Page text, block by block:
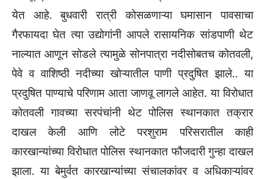
येत आहे. बुधवारी रात्री कोसळणाऱ्या घमासान पावसाचा
गैरफायदा घेत त्या उद्योगांनी आपले रासायनिक सांडपाणी थेट
नाल्यात आणून सोडले त्यामुळे सोनपात्रा नदीसोबतच कोतवली,
पेवे व वाशिष्ठी नदीच्या खोऱ्यातील पाणी प्रदुषित झाले.. या
प्रदुषित पाण्याचे परिणाम आता जाणवू लागले आहेत. या विरोधात
कोतवली गावच्या सरपंचांनी थेट पोलिस स्थानकात तक्रार
दाखल केली आणि लोटे परशुराम परिसरातील काही
कारखान्यांच्या विरोधात पोलिस स्थानकात फौजदारी गुन्हा दाखल
झाला. या बेमुर्वत कारखान्यांच्या संचालकांवर व अधिकाऱ्यांवर